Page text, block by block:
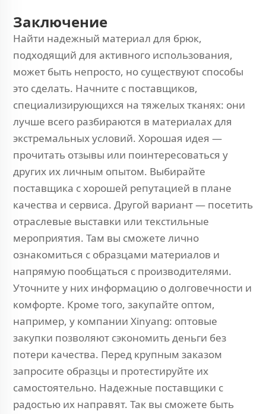
Заключение
Найти надежный материал для брюк,
подходящий для активного использования,
может быть непросто, но существуют способы
это сделать. Начните с поставщиков,
специализирующихся на тяжелых тканях: они
лучше всего разбираются в материалах для
экстремальных условий. Хорошая идея —
прочитать отзывы или поинтересоваться у
других их личным опытом. Выбирайте
поставщика с хорошей репутацией в плане
качества и сервиса. Другой вариант — посетить
отраслевые выставки или текстильные
мероприятия. Там вы сможете лично
ознакомиться с образцами материалов и
напрямую пообщаться с производителями.
Уточните у них информацию о долговечности и
комфорте. Кроме того, закупайте оптом,
например, у компании Xinyang: оптовые
закупки позволяют сэкономить деньги без
потери качества. Перед крупным заказом
запросите образцы и протестируйте их
самостоятельно. Надежные поставщики с
радостью их направят. Так вы сможете быть